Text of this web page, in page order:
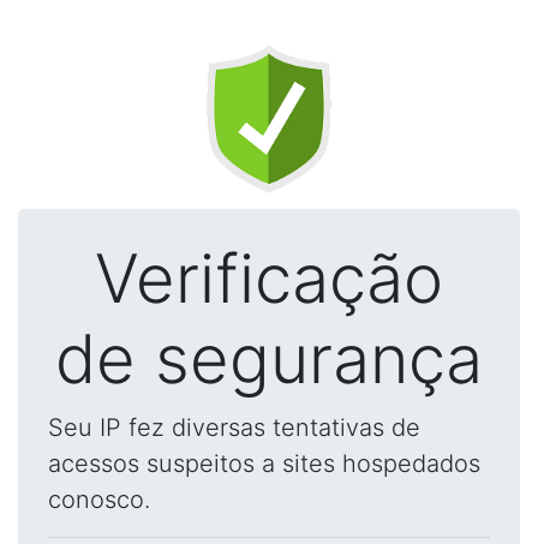
Verificação
de segurança
Seu IP fez diversas tentativas de
acessos suspeitos a sites hospedados
conosco.